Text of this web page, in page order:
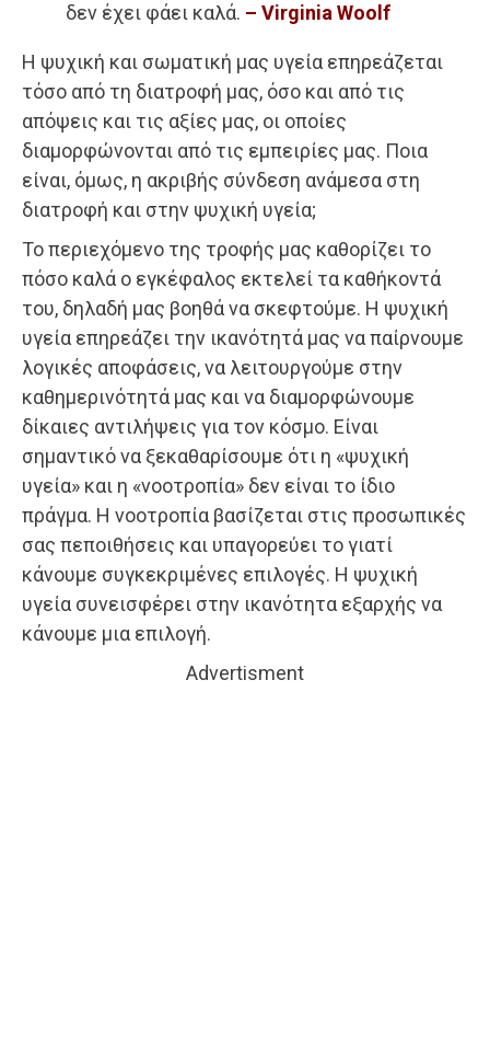
δεν έχει φάει καλά. – Virginia Woolf
Η ψυχική και σωματική μας υγεία επηρεάζεται
τόσο από τη διατροφή μας, όσο και από τις
απόψεις και τις αξίες μας, οι οποίες
διαμορφώνονται από τις εμπειρίες μας. Ποια
είναι, όμως, η ακριβής σύνδεση ανάμεσα στη
διατροφή και στην ψυχική υγεία;
Το περιεχόμενο της τροφής μας καθορίζει το
πόσο καλά ο εγκέφαλος εκτελεί τα καθήκοντά
του, δηλαδή μας βοηθά να σκεφτούμε. Η ψυχική
υγεία επηρεάζει την ικανότητά μας να παίρνουμε
λογικές αποφάσεις, να λειτουργούμε στην
καθημερινότητά μας και να διαμορφώνουμε
δίκαιες αντιλήψεις για τον κόσμο. Είναι
σημαντικό να ξεκαθαρίσουμε ότι η «ψυχική
υγεία» και η «νοοτροπία» δεν είναι το ίδιο
πράγμα. Η νοοτροπία βασίζεται στις προσωπικές
σας πεποιθήσεις και υπαγορεύει το γιατί
κάνουμε συγκεκριμένες επιλογές. Η ψυχική
υγεία συνεισφέρει στην ικανότητα εξαρχής να
κάνουμε μια επιλογή.
Advertisment